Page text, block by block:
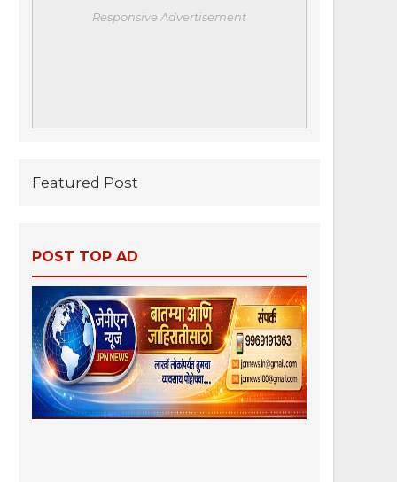
Responsive Advertisement
Featured Post
POST TOP AD